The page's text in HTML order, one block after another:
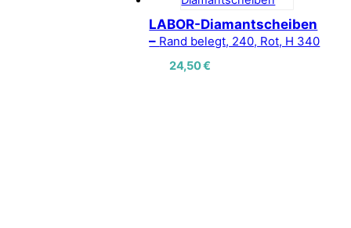
LABOR-Diamantscheiben
– Rand belegt, 240, Rot, H 340
24,50€